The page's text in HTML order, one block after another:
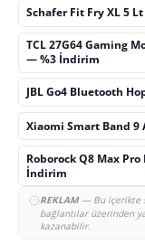
Schafer Fit Fry XL 5
TCL 27G64 Gaming
— %3 İndirim
JBL Go4 Bluetooth
Xiaomi Smart Band
Roborock Q8 Max
İndirim
REKLAM— Bu içerikte
bağlantılar üzerinden
kazanabilir.